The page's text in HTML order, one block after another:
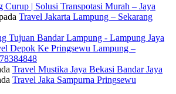
Curup | Solusi Transpotasi Murah – Jaya
Travel Jakarta Lampung – Sekarang
Tujuan Bandar Lampung - Lampung Jaya
Depok Ke Pringsewu Lampung –
Travel Mustika Jaya Bekasi Bandar Jaya
Travel Jaka Sampurna Pringsewu